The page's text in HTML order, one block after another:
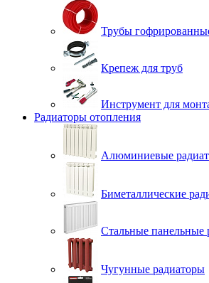
Трубы
Крепеж для труб
Инструмент для
Радиаторы отопления
Алюминиевые
Биметаллические
Стальные панельные
Чугунные радиаторы